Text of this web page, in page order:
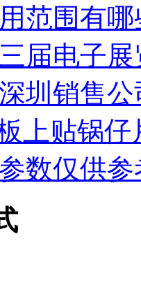
范围有哪
届电子展
圳销售公
上贴锅仔
数仅供参